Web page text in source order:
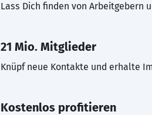
Lass Dich finden von Arbeitgebern
21 Mio. Mitglieder
Knüpf neue Kontakte und erhalte
Kostenlos profitieren